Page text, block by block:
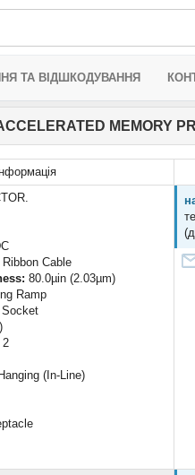
ТА ВІДШКОДУВАННЯ
MEMORY
Інформація
Cable
80.0µin (2.03µm)
Ramp
Socket
2
(In-Line)